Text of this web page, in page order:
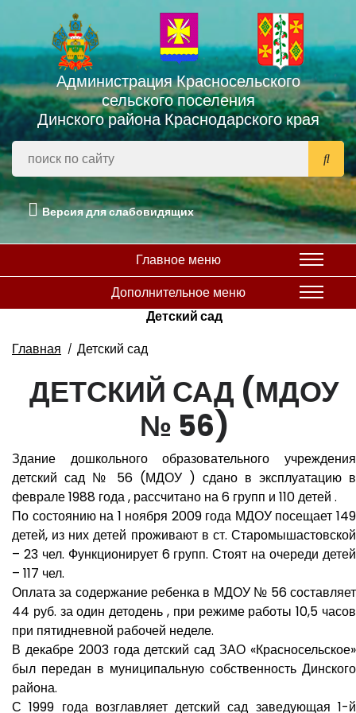
Администрация Красносельского
сельского поселения
Динского района Краснодарского края
Версия для слабовидящих
Главное меню
Дополнительное меню
Детский сад
Главная
Детский сад
ДЕТСКИЙ САД (МДОУ
№ 56)
Здание дошкольного образовательного учреждения
детский сад № 56 (МДОУ ) сдано в эксплуатацию в
феврале 1988 года , рассчитано на 6 групп и 110 детей .
По состоянию на 1 ноября 2009 года МДОУ посещает 149
детей, из них детей проживают в ст. Старомышастовской
– 23 чел. Функционирует 6 групп. Стоят на очереди детей
– 117 чел.
Оплата за содержание ребенка в МДОУ № 56 составляет
44 руб. за один детодень , при режиме работы 10,5 часов
при пятидневной рабочей неделе.
В декабре 2003 года детский сад ЗАО «Красносельское»
был передан в муниципальную собственность Динского
района.
С 1999 года возглавляет детский сад заведующая 1-й